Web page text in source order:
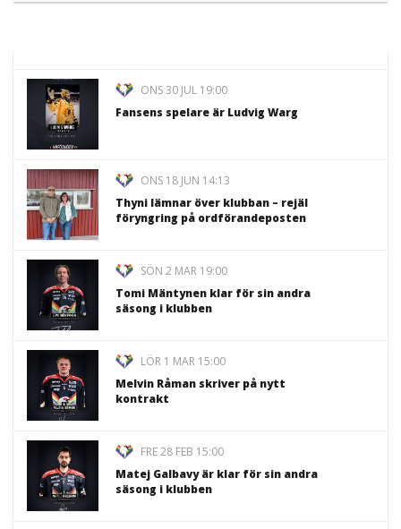
ONS 30 JUL 19:00
Fansens spelare är Ludvig Warg
ONS 18 JUN 14:13
Thyni lämnar över klubban – rejäl
föryngring på ordförandeposten
SÖN 2 MAR 19:00
Tomi Mäntynen klar för sin andra
säsong i klubben
LÖR 1 MAR 15:00
Melvin Råman skriver på nytt
kontrakt
FRE 28 FEB 15:00
Matej Galbavy är klar för sin andra
säsong i klubben